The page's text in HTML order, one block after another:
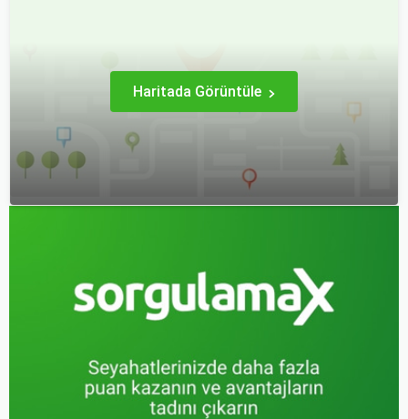
var.
Haritada Görüntüle